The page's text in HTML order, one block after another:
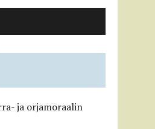
ja orjamoraalin